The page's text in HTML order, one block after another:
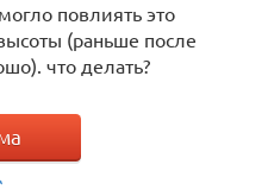
повлиять это
(раньше после
что делать?